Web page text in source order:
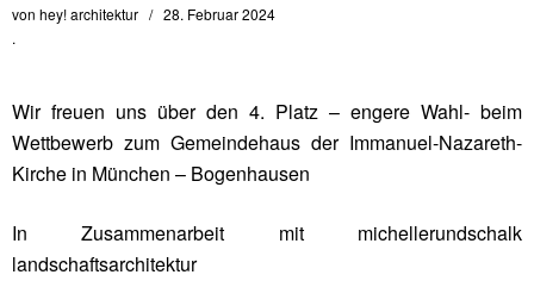
von hey! architektur
28. Februar 2024
.
Wir freuen uns über den 4. Platz – engere Wahl- beim
Wettbewerb zum Gemeindehaus der Immanuel-Nazareth-
Kirche in München – Bogenhausen
In Zusammenarbeit mit michellerundschalk
landschaftsarchitektur